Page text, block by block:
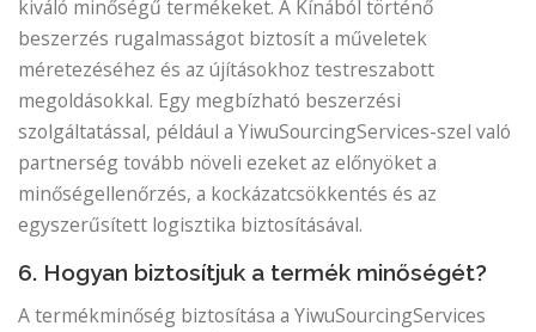
kiváló minőségű termékeket. A Kínából történő
beszerzés rugalmasságot biztosít a műveletek
méretezéséhez és az újításokhoz testreszabott
megoldásokkal. Egy megbízható beszerzési
szolgáltatással, például a YiwuSourcingServices-szel való
partnerség tovább növeli ezeket az előnyöket a
minőségellenőrzés, a kockázatcsökkentés és az
egyszerűsített logisztika biztosításával.
6. Hogyan biztosítjuk a termék minőségét?
A termékminőség biztosítása a YiwuSourcingServices